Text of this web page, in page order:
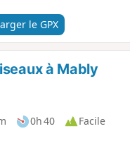
le GPX
à Mably
0h 40
Facile